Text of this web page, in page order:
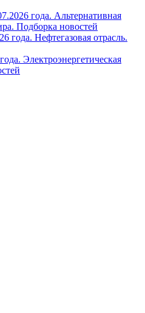
года. Альтернативная
Подборка новостей
года. Нефтегазовая отрасль.
Электроэнергетическая